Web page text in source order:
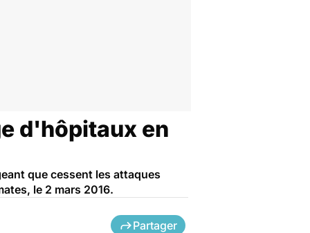
d'hôpitaux en
que cessent les attaques
le 2 mars 2016.
Partager